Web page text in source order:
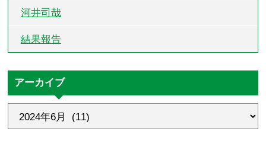
河井司哉
結果報告
アーカイブ